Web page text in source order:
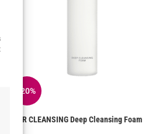
-20%
BABOR CLEANSING Deep Cleansing Foam